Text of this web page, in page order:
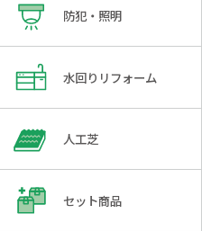
防犯・照明
水回りリフォーム
人工芝
セット商品